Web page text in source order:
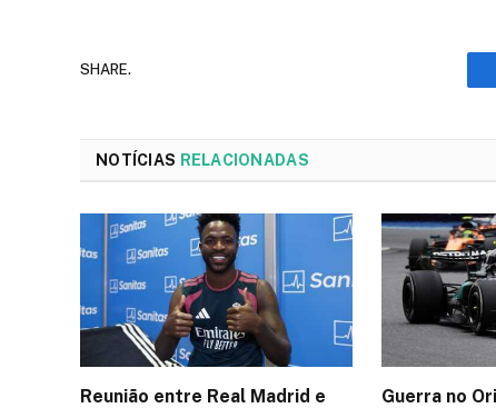
SHARE.
NOTÍCIAS RELACIONADAS
Reunião entre Real Madrid e Guerra no